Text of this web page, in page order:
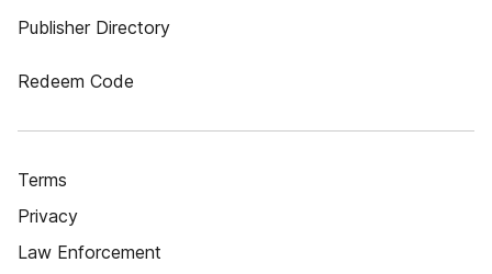
Publisher Directory
Redeem Code
Terms
Privacy
Law Enforcement